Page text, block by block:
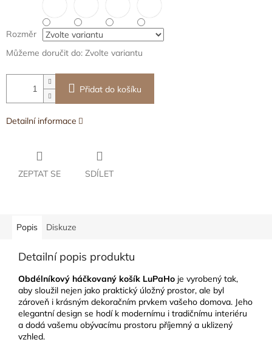
Rozměr
Můžeme doručit do: Zvolte variantu
Přidat do košíku
Detailní informace
ZEPTAT SE SDÍLET
Popis Diskuze
Detailní popis produktu
Obdélníkový háčkovaný košík LuPaHo je vyrobený tak,
aby sloužil nejen jako praktický úložný prostor, ale byl
zároveň i krásným dekoračním prvkem vašeho domova. Jeho
elegantní design se hodí k modernímu i tradičnímu interiéru
a dodá vašemu obývacímu prostoru příjemný a uklizený
vzhled.